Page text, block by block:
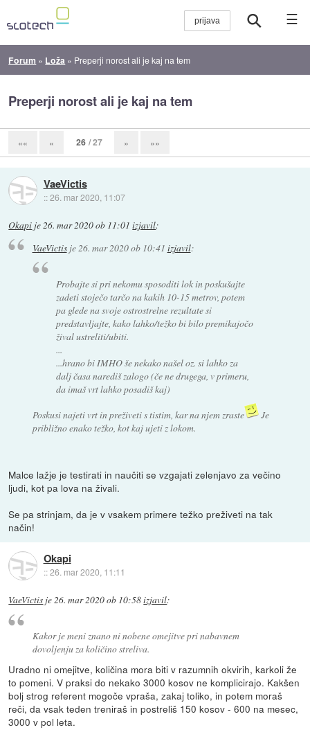
☰
Forum » Loža » Preperji norost ali je kaj na tem
Preperji norost ali je kaj na tem
«« « 26 / 27 » »»
VaeVictis
::26. mar 2020, 11:07
Okapi je26. mar 2020 ob 11:01 izjavil:
VaeVictisje26. mar 2020 ob 10:41 izjavil:
Probajte si pri nekomu sposoditi lok in poskušajte
zadeti stoječo tarčo na kakih 10-15 metrov, potem
pa glede na svoje ostrostrelne rezultate si
predstavljajte, kako lahko/težko bi bilo premikajočo
žival ustreliti/ubiti.
...
...hrano bi IMHO še nekako našel oz. si lahko za
dalj časa narediš zalogo (če ne drugega, v primeru,
da imaš vrt lahko posadiš kaj)
Poskusi najeti vrt in preživeti s tistim, kar na njem zraste
Je
približno enako težko, kot kaj ujeti z lokom.
Malce lažje je testirati in naučiti se vzgajati zelenjavo za večino
ljudi, kot pa lova na živali.
Se pa strinjam, da je v vsakem primere težko preživeti na tak
način!
Okapi
::26. mar 2020, 11:11
VaeVictis je26. mar 2020 ob 10:58izjavil:
Kakor je meni znano ni nobene omejitve pri nabavnem
dovoljenju za količino streliva.
Uradno ni omejitve, količina mora biti v razumnih okvirih, karkoli že
to pomeni. V praksi do nekako 3000 kosov ne komplicirajo. Kakšen
bolj strog referent mogoče vpraša, zakaj toliko, in potem moraš
reči, da vsak teden treniraš in postreliš 150 kosov - 600 na mesec,
3000 v pol leta.